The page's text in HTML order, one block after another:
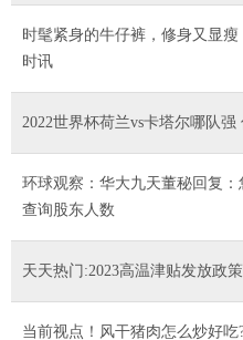
时髦紧身的牛仔裤，修身又显
时讯
2022世界杯荷兰vs卡塔尔哪队强
环球观察：华大九天董秘回复
查询股东人数
天天热门:2023高温津贴发放政
当前视点！风干猪肉怎么炒好吃